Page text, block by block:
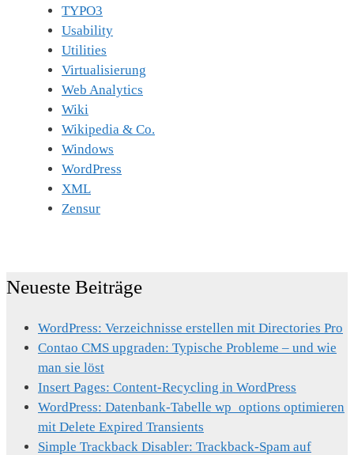
TYPO3
Usability
Utilities
Virtualisierung
Web Analytics
Wiki
Wikipedia & Co.
Windows
WordPress
XML
Zensur
Neueste Beiträge
WordPress: Verzeichnisse erstellen mit Directories Pro
Contao CMS upgraden: Typische Probleme – und wie
man sie löst
Insert Pages: Content-Recycling in WordPress
WordPress: Datenbank-Tabelle wp_options optimieren
mit Delete Expired Transients
Simple Trackback Disabler: Trackback-Spam auf